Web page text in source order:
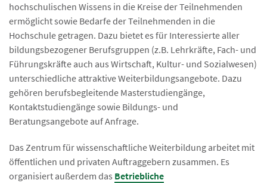
hochschulischen Wissens in die Kreise der Teilnehmenden
ermöglicht sowie Bedarfe der Teilnehmenden in die
Hochschule getragen. Dazu bietet es für Interessierte aller
bildungsbezogener Berufsgruppen (z.B. Lehrkräfte, Fach- und
Führungskräfte auch aus Wirtschaft, Kultur- und Sozialwesen)
unterschiedliche attraktive Weiterbildungsangebote. Dazu
gehören berufsbegleitende Masterstudiengänge,
Kontaktstudiengänge sowie Bildungs- und
Beratungsangebote auf Anfrage.
Das Zentrum für wissenschaftliche Weiterbildung arbeitet mit
öffentlichen und privaten Auftraggebern zusammen. Es
organisiert außerdem das Betriebliche